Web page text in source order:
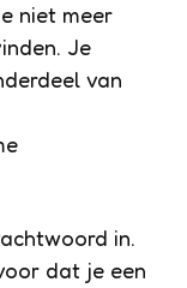
niet meer
Je
van
in.
dat je een